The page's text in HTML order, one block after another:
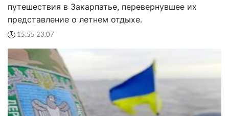
путешествия в Закарпатье, перевернувшее их
представление о летнем отдыхе.
15:55 23.07